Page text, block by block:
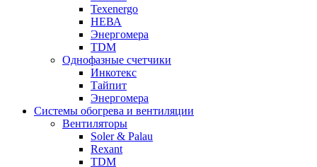
Texenergo
НЕВА
Энергомера
TDM
Однофазные счетчики
Инкотекс
Тайпит
Энергомера
Системы обогрева и вентиляции
Вентиляторы
Soler & Palau
Rexant
TDM